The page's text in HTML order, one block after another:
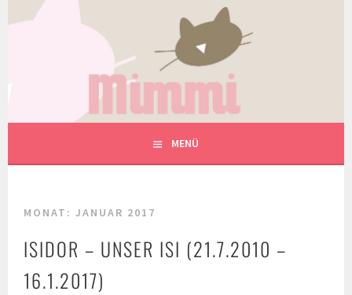
Springe
zum
MIMMIS TIERHILFE UND
TIERHEILPRAXIS
MENÜ
MONAT:JANUAR 2017
ISIDOR – UNSER ISI (21.7.2010 –
16.1.2017)